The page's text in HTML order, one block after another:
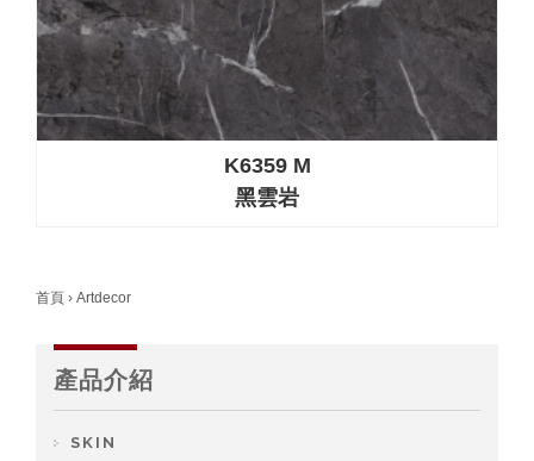
K6359 M
黑雲岩
首頁 › Artdecor
產品介紹
SKIN